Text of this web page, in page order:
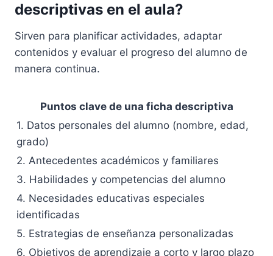
descriptivas en el aula?
Sirven para planificar actividades, adaptar
contenidos y evaluar el progreso del alumno de
manera continua.
Puntos clave de una ficha descriptiva
1. Datos personales del alumno (nombre, edad,
grado)
2. Antecedentes académicos y familiares
3. Habilidades y competencias del alumno
4. Necesidades educativas especiales
identificadas
5. Estrategias de enseñanza personalizadas
6. Objetivos de aprendizaje a corto y largo plazo